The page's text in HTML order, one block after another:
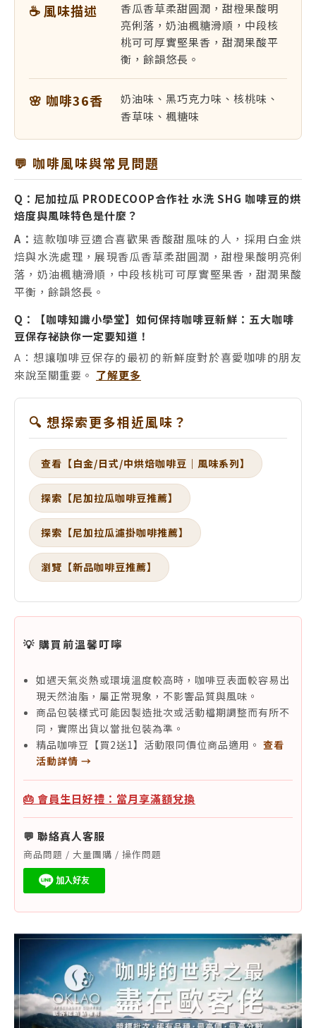
☕ 風味描述
香瓜香草柔甜圓潤，甜橙果酸明
亮俐落，奶油楓糖滑順，中段核
桃可可厚實堅果香，甜潤果酸平
衡，餘韻悠長。
🌸 咖啡36香
奶油味、黑巧克力味、核桃味、
香草味、楓糖味
💬 咖啡風味與常見問題
Q：尼加拉瓜 PRODECOOP合作社 水洗 SHG 咖啡豆的烘
焙度與風味特色是什麼？
A：這款咖啡豆適合喜歡果香酸甜風味的人，採用白金烘
焙與水洗處理，展現香瓜香草柔甜圓潤，甜橙果酸明亮俐
落，奶油楓糖滑順，中段核桃可可厚實堅果香，甜潤果酸
平衡，餘韻悠長。
Q：【咖啡知識小學堂】如何保持咖啡豆新鮮：五大咖啡
豆保存祕訣你一定要知道！
A：想讓咖啡豆保存的最初的新鮮度對於喜愛咖啡的朋友
來說至關重要。 了解更多
🔍 想探索更多相近風味？
查看【白金/日式/中烘焙咖啡豆｜風味系列】
探索【尼加拉瓜咖啡豆推薦】
探索【尼加拉瓜濾掛咖啡推薦】
瀏覽【新品咖啡豆推薦】
💡 購買前溫馨叮嚀
如遇天氣炎熱或環境溫度較高時，咖啡豆表面較容易出
現天然油脂，屬正常現象，不影響品質與風味。
商品包裝樣式可能因製造批次或活動檔期調整而有所不
同，實際出貨以當批包裝為準。
精品咖啡豆【買2送1】活動限同價位商品適用。 查看
活動詳情 →
🎂 會員生日好禮：當月享滿額兌換
💬 聯絡真人客服
商品問題 / 大量團購 / 操作問題